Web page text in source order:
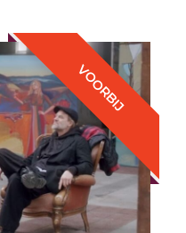
VOORBIJ